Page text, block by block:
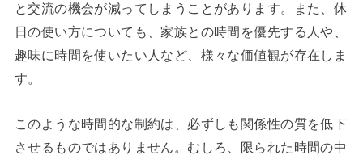
と交流の機会が減ってしまうことがあります。また、休
日の使い方についても、家族との時間を優先する人や、
趣味に時間を使いたい人など、様々な価値観が存在しま
す。
このような時間的な制約は、必ずしも関係性の質を低下
させるものではありません。むしろ、限られた時間の中